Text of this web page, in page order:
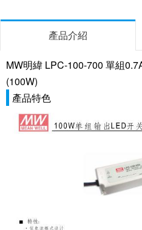
產品介紹
MW明緯 LPC-100-700 單組
(100W)
產品特色